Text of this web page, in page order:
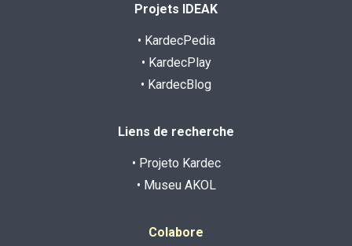
Projets IDEAK
• KardecPedia
• KardecPlay
• KardecBlog
Liens de recherche
• Projeto Kardec
• Museu AKOL
Colabore